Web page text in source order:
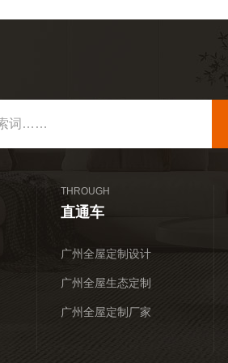
THROUGH
直通车
广州全屋定制设计
广州全屋生态定制
广州全屋定制厂家